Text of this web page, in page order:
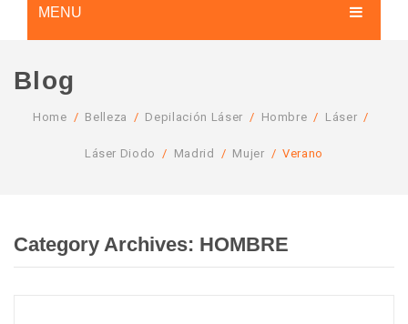
MENU
SERVICIOS
Lifting de pestañas
Depilación láser Hombre
Packs Mujer
Blog
Home / Belleza / Depilación Láser / Hombre / Láser /
Láser Diodo / Madrid / Mujer / Verano
Category Archives: HOMBRE